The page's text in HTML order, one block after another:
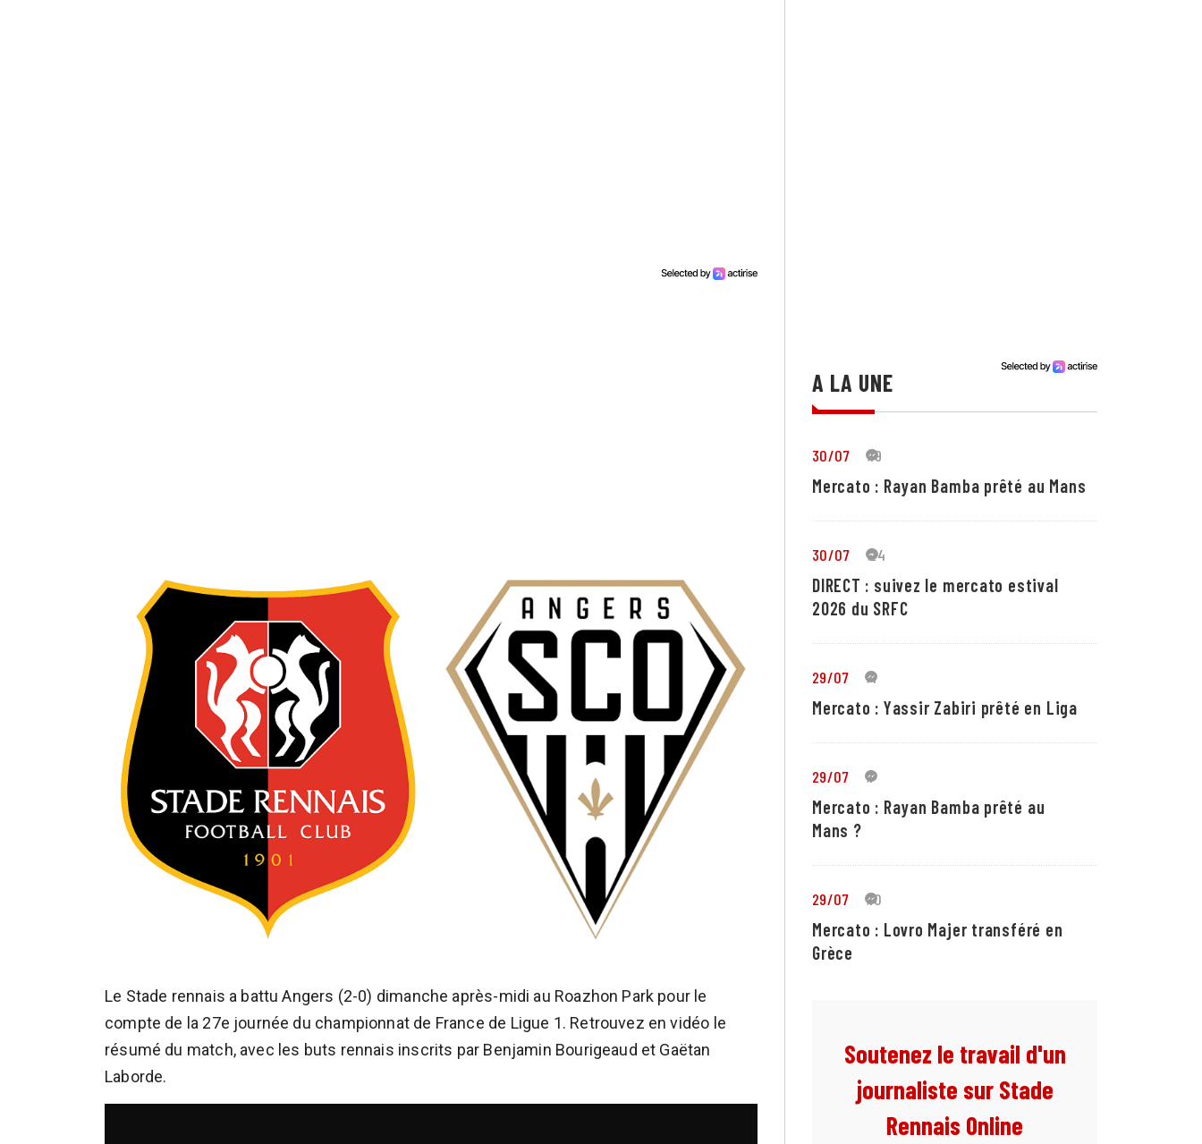
Le Stade rennais a battu Angers (2-0) dimanche après-midi au Roazhon Park pour le
compte de la 27e journée du championnat de France de Ligue 1. Retrouvez en vidéo le
résumé du match, avec les buts rennais inscrits par Benjamin Bourigeaud et Gaëtan
Laborde.
A LA UNE
30/07 19
Mercato : Rayan Bamba prêté au Mans
30/07 24
DIRECT : suivez le mercato estival
2026 du SRFC
29/07 4
Mercato : Yassir Zabiri prêté en Liga
29/07 1
Mercato : Rayan Bamba prêté au
Mans ?
29/07 10
Mercato : Lovro Majer transféré en
Grèce
Soutenez le travail d'un
journaliste sur Stade
Rennais Online